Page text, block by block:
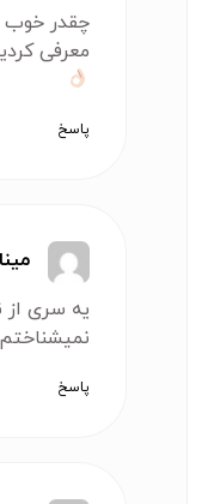
چقدر خوب
معرفی
پاسخ
مینا
یه سری از
پاسخ